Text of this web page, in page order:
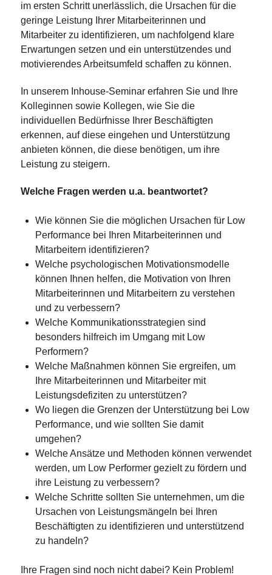
im ersten Schritt unerlässlich, die Ursachen für die
geringe Leistung Ihrer Mitarbeiterinnen und
Mitarbeiter zu identifizieren, um nachfolgend klare
Erwartungen setzen und ein unterstützendes und
motivierendes Arbeitsumfeld schaffen zu können.
In unserem Inhouse-Seminar erfahren Sie und Ihre
Kolleginnen sowie Kollegen, wie Sie die
individuellen Bedürfnisse Ihrer Beschäftigten
erkennen, auf diese eingehen und Unterstützung
anbieten können, die diese benötigen, um ihre
Leistung zu steigern.
Welche Fragen werden u.a. beantwortet?
Wie können Sie die möglichen Ursachen für Low
Performance bei Ihren Mitarbeiterinnen und
Mitarbeitern identifizieren?
Welche psychologischen Motivationsmodelle
können Ihnen helfen, die Motivation von Ihren
Mitarbeiterinnen und Mitarbeitern zu verstehen
und zu verbessern?
Welche Kommunikationsstrategien sind
besonders hilfreich im Umgang mit Low
Performern?
Welche Maßnahmen können Sie ergreifen, um
Ihre Mitarbeiterinnen und Mitarbeiter mit
Leistungsdefiziten zu unterstützen?
Wo liegen die Grenzen der Unterstützung bei Low
Performance, und wie sollten Sie damit
umgehen?
Welche Ansätze und Methoden können verwendet
werden, um Low Performer gezielt zu fördern und
ihre Leistung zu verbessern?
Welche Schritte sollten Sie unternehmen, um die
Ursachen von Leistungsmängeln bei Ihren
Beschäftigten zu identifizieren und unterstützend
zu handeln?
Ihre Fragen sind noch nicht dabei? Kein Problem!